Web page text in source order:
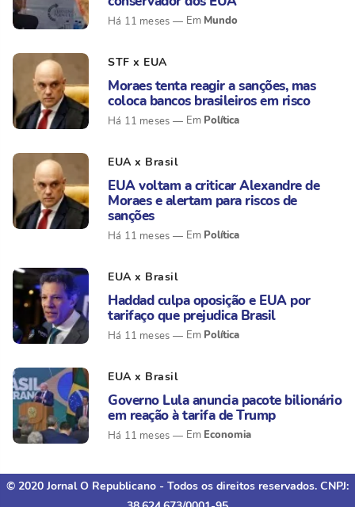
Há 11 meses Mundo
STF x EUA
Moraes tenta reagir a sanções, mas
coloca bancos brasileiros em risco
Há 11 meses Política
EUA x Brasil
EUA voltam a criticar Alexandre de
Moraes e alertam para riscos de
sanções
Há 11 meses Política
EUA x Brasil
Haddad culpa oposição e EUA por
tarifaço que prejudica Brasil
Há 11 meses Política
EUA x Brasil
Governo Lula anuncia pacote bilionário
em reação à tarifa de Trump
Há 11 meses Economia
© 2020 Jornal O Republicano - Todos os direitos reservados. CNPJ: